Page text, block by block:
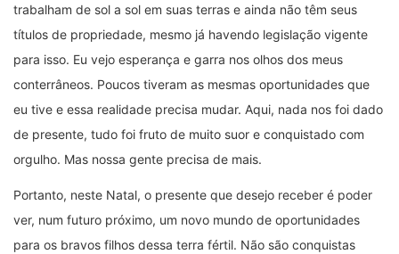
trabalham de sol a sol em suas terras e ainda não têm seus
títulos de propriedade, mesmo já havendo legislação vigente
para isso. Eu vejo esperança e garra nos olhos dos meus
conterrâneos. Poucos tiveram as mesmas oportunidades que
eu tive e essa realidade precisa mudar. Aqui, nada nos foi dado
de presente, tudo foi fruto de muito suor e conquistado com
orgulho. Mas nossa gente precisa de mais.
Portanto, neste Natal, o presente que desejo receber é poder
ver, num futuro próximo, um novo mundo de oportunidades
para os bravos filhos dessa terra fértil. Não são conquistas